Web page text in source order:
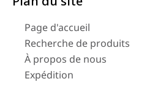
Page d'accueil
Recherche de produits
À propos de nous
Expédition